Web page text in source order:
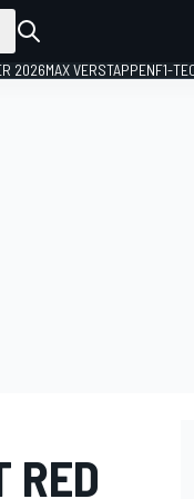
2026MAX VERSTAPPENF1-
RED